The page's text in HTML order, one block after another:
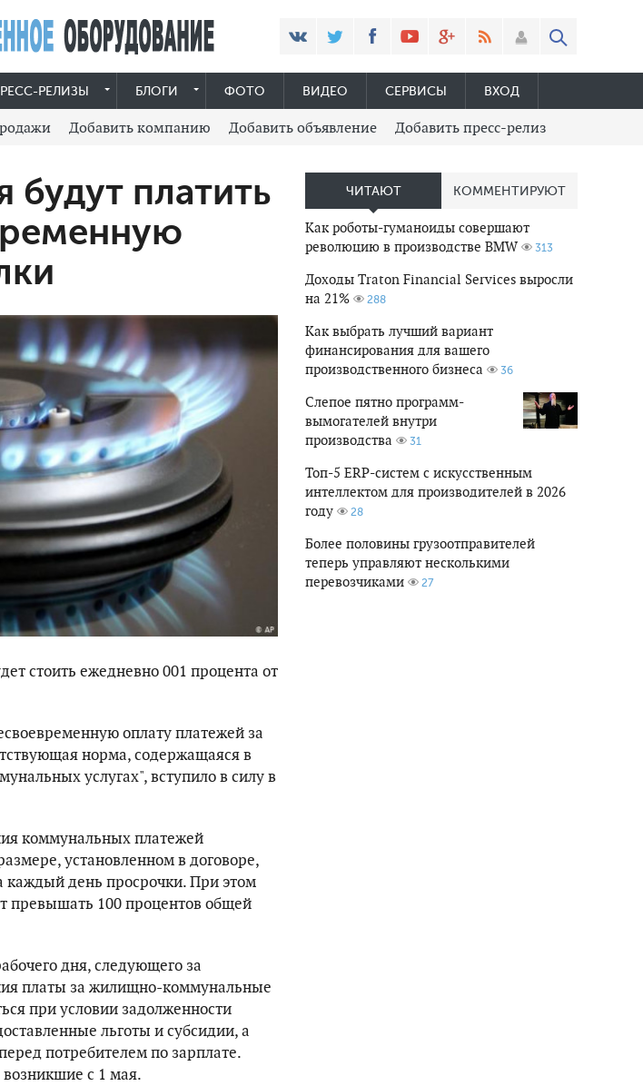
РЕЛИЗЫ БЛОГИ ФОТО ВИДЕО СЕРВИСЫ ВХОД
Добавить компанию Добавить объявление Добавить пресс-релиз
будут платить
стоить ежедневно 001 процента от
оплату платежей за
норма, содержащаяся в
услугах", вступило в силу в
коммунальных платежей
установленном в договоре,
день просрочки. При этом
превышать 100 процентов общей
дня, следующего за
платы за жилищно-коммунальные
при условии задолженности
льготы и субсидии, а
потребителем по зарплате.
возникшие с 1 мая.
ЧИТАЮТ КОММЕНТИРУЮТ
Как роботы-гуманоиды совершают
революцию в производстве BMW
313
Доходы Traton Financial Services выросли
на 21%
288
Как выбрать лучший вариант
финансирования для вашего
производственного бизнеса
36
Слепое пятно программ-
вымогателей внутри
производства
31
Топ-5 ERP-систем с искусственным
интеллектом для производителей в 2026
году
28
Более половины грузоотправителей
теперь управляют несколькими
перевозчиками
27